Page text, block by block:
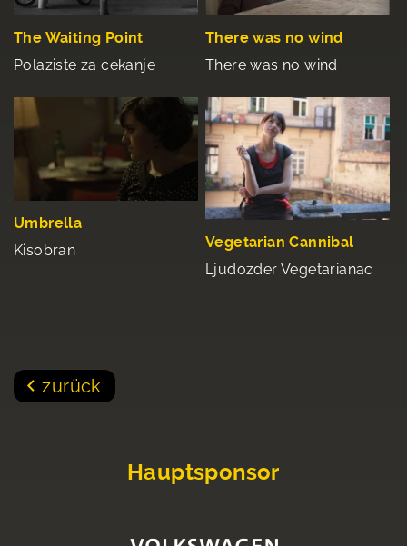
The Waiting Point
Polaziste za cekanje
There was no wind
There was no wind
Umbrella
Kisobran
Vegetarian Cannibal
Ljudozder Vegetarianac
zurück
Hauptsponsor